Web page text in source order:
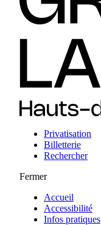
Privatisation
Billetterie
Rechercher
Fermer
Accueil
Accessibilité
Infos pratiques